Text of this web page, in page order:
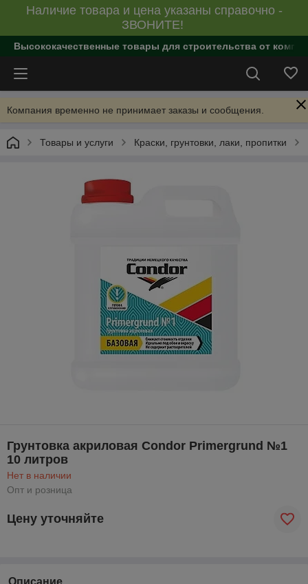
Наличие товара и цена указаны справочно -
ЗВОНИТЕ!
Высококачественные товары для строительства от
Компания временно не принимает заказы и сообщения.
Товары и услуги Краски, грунтовки, лаки, пропитки
Грунтовка акриловая Condor Primergrund №1
10 литров
Нет в наличии
Опт и розница
Цену уточняйте
Описание